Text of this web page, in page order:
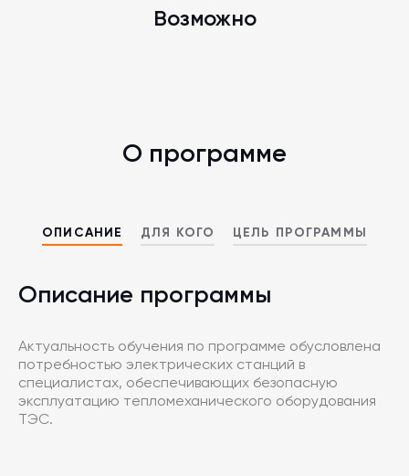
Возможно
О программе
ОПИСАНИЕ ДЛЯ КОГО ЦЕЛЬ ПРОГРАММЫ
Описание программы
Актуальность обучения по программе обусловлена
потребностью электрических станций в
специалистах, обеспечивающих безопасную
эксплуатацию тепломеханического оборудования
ТЭС.